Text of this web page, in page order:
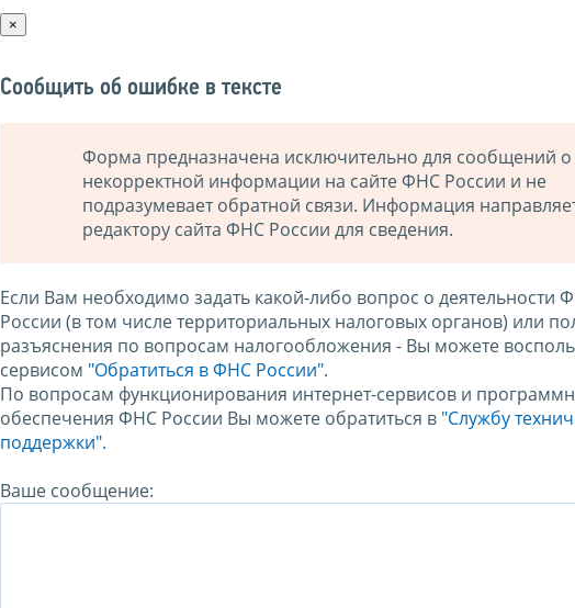
×
Сообщить об ошибке в тексте
Форма предназначена исключительно для сообщений о
некорректной информации на сайте ФНС России и не
подразумевает обратной связи. Информация
редактору сайта ФНС России для сведения.
Если Вам необходимо задать какой-либо вопрос о деятельности
России (в том числе территориальных налоговых органов) или
разъяснения по вопросам налогообложения - Вы можете
сервисом "Обратиться в ФНС России".
По вопросам функционирования интернет-сервисов и
обеспечения ФНС России Вы можете обратиться в "Службу
поддержки".
Ваше сообщение: